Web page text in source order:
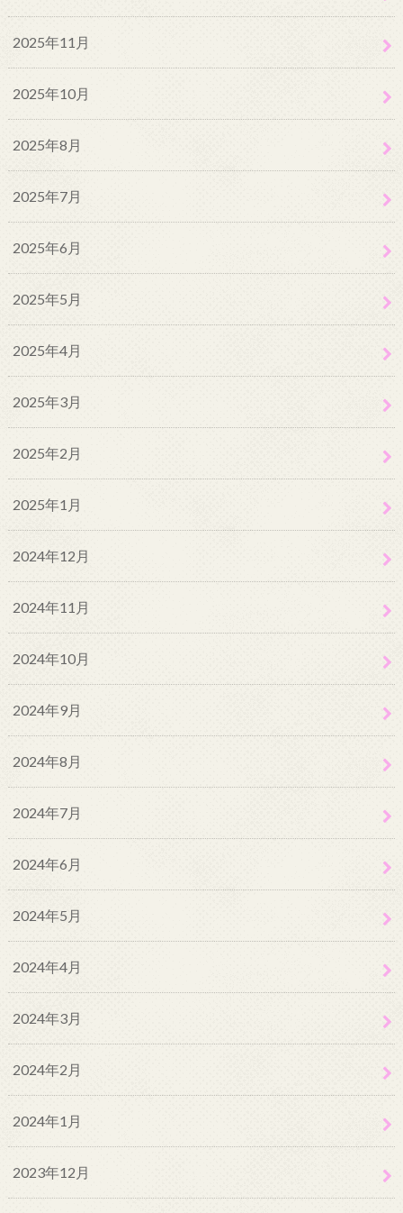
2025年11月
2025年10月
2025年8月
2025年7月
2025年6月
2025年5月
2025年4月
2025年3月
2025年2月
2025年1月
2024年12月
2024年11月
2024年10月
2024年9月
2024年8月
2024年7月
2024年6月
2024年5月
2024年4月
2024年3月
2024年2月
2024年1月
2023年12月